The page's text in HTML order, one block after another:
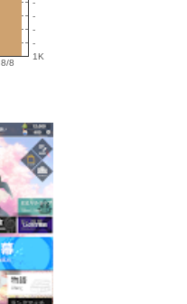
8/8
-
-
-
-
1K